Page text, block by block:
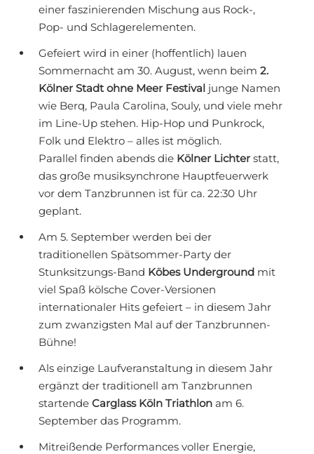
einer faszinierenden Mischung aus Rock-,
Pop- und Schlagerelementen.
Gefeiert wird in einer (hoffentlich) lauen
Sommernacht am 30. August, wenn beim 2.
Kölner Stadt ohne Meer Festival junge Namen
wie Berq, Paula Carolina, Souly, und viele mehr
im Line-Up stehen. Hip-Hop und Punkrock,
Folk und Elektro – alles ist möglich.
Parallel finden abends die Kölner Lichter statt,
das große musiksynchrone Hauptfeuerwerk
vor dem Tanzbrunnen ist für ca. 22:30 Uhr
geplant.
Am 5. September werden bei der
traditionellen Spätsommer-Party der
Stunksitzungs-Band Köbes Underground mit
viel Spaß kölsche Cover-Versionen
internationaler Hits gefeiert – in diesem Jahr
zum zwanzigsten Mal auf der Tanzbrunnen-
Bühne!
Als einzige Laufveranstaltung in diesem Jahr
ergänzt der traditionell am Tanzbrunnen
startende Carglass Köln Triathlon am 6.
September das Programm.
Mitreißende Performances voller Energie,